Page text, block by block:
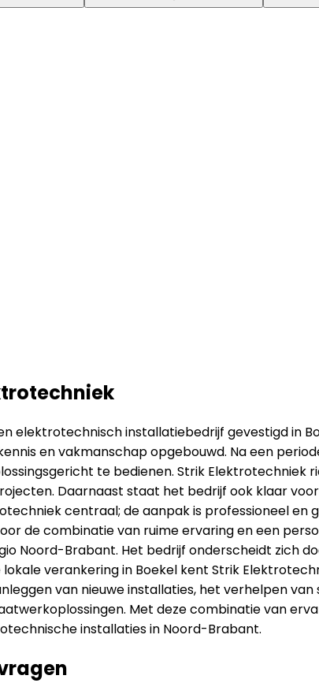
elektrotechnisch installatiebedrijf gevestigd in
en vakmanschap opgebouwd. Na een
te bedienen. Strik
Daarnaast staat het bedrijf ook klaar
centraal; de aanpak is professioneel
de combinatie van ruime ervaring en een
Noord-Brabant. Het bedrijf onderscheidt zich
lokale verankering in Boekel kent Strik
van nieuwe installaties, het verhelpen
Met deze combinatie van
installaties in Noord-Brabant.